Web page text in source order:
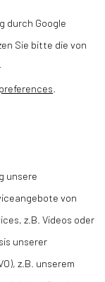
durch Google
Sie bitte die von
unsere
von
z.B. Videos oder
unserer
z.B. unserem